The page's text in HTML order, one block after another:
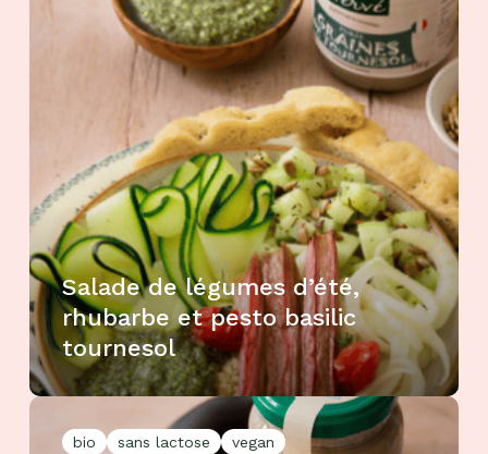
Salade de légumes d’été,
rhubarbe et pesto basilic
tournesol
bio sans lactose vegan